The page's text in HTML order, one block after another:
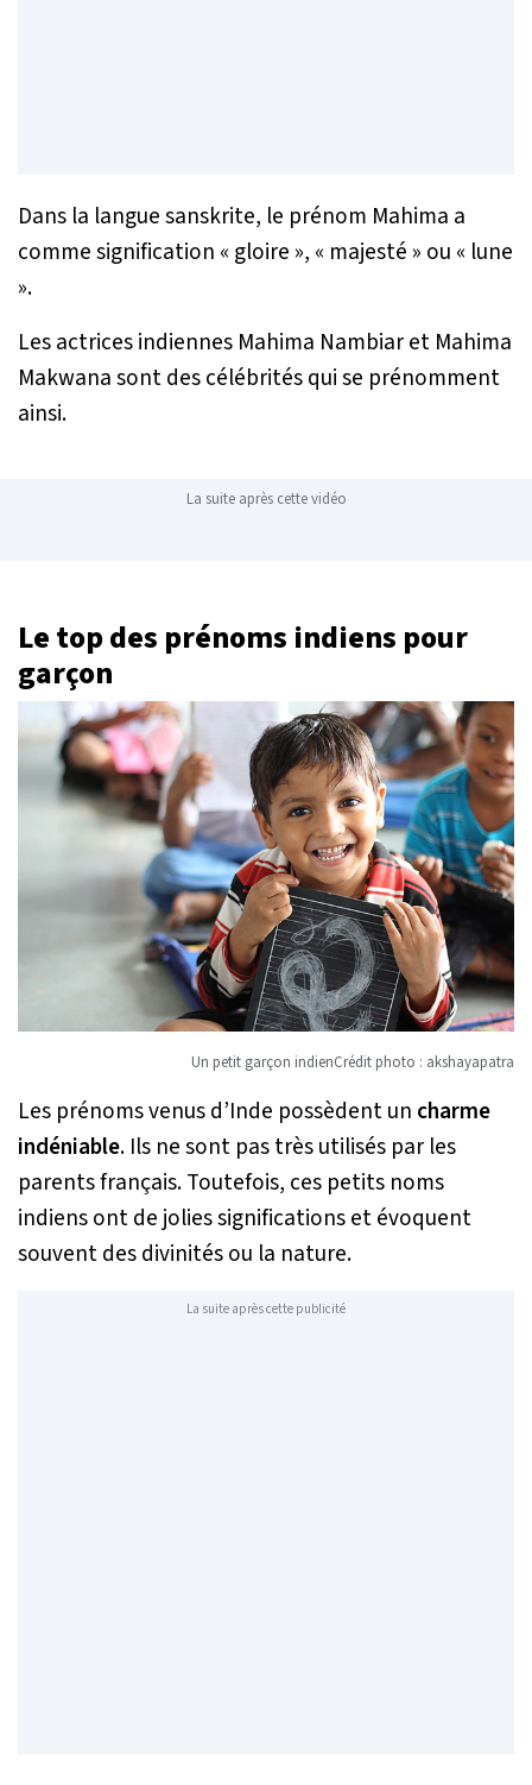
Dans la langue sanskrite, le prénom Mahima a
comme signification « gloire », « majesté » ou « lune
».
Les actrices indiennes Mahima Nambiar et Mahima
Makwana sont des célébrités qui se prénomment
ainsi.
La suite après cette vidéo
Le top des prénoms indiens pour
garçon
Un petit garçon indienCrédit photo : akshayapatra
Les prénoms venus d’Inde possèdent un charme
indéniable. Ils ne sont pas très utilisés par les
parents français. Toutefois, ces petits noms
indiens ont de jolies significations et évoquent
souvent des divinités ou la nature.
La suite après cette publicité